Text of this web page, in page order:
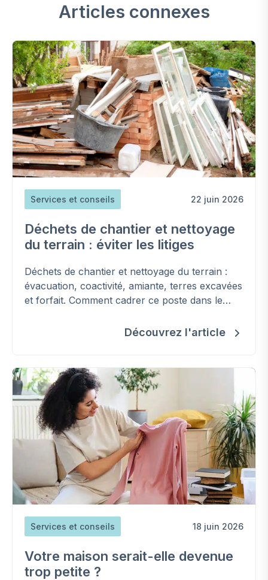
Articles connexes
Services et conseils 22 juin 2026
Déchets de chantier et nettoyage
du terrain : éviter les litiges
Déchets de chantier et nettoyage du terrain :
évacuation, coactivité, amiante, terres excavées
et forfait. Comment cadrer ce poste dans le
Découvrez l'article
Services et conseils 18 juin 2026
Votre maison serait-elle devenue
trop petite ?